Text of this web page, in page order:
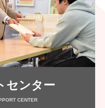
センター
CENTER